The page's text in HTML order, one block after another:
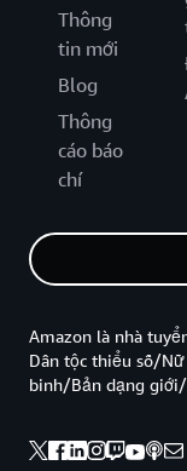
Thông
tin mới
Blog
Thông
cáo báo
chí
Amazon là nhà
Dân tộc thiểu số/
binh/Bản dạng